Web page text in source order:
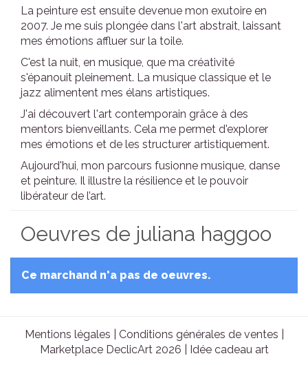
La peinture est ensuite devenue mon exutoire en
2007. Je me suis plongée dans l'art abstrait, laissant
mes émotions affluer sur la toile.
C'est la nuit, en musique, que ma créativité
s'épanouit pleinement. La musique classique et le
jazz alimentent mes élans artistiques.
J'ai découvert l'art contemporain grâce à des
mentors bienveillants. Cela me permet d'explorer
mes émotions et de les structurer artistiquement.
Aujourd'hui, mon parcours fusionne musique, danse
et peinture. Il illustre la résilience et le pouvoir
libérateur de l’art.
Oeuvres de juliana haggoo
Ce marchand n'a pas de oeuvres.
Mentions légales Conditions générales de ventes
Marketplace DeclicArt 2026 |
Idée cadeau art